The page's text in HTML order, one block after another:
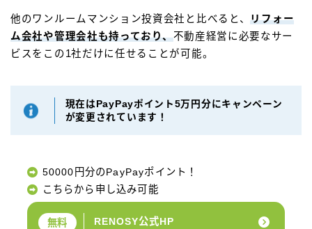
他のワンルームマンション投資会社と比べると、リフォー
ム会社や管理会社も持っており、不動産経営に必要なサー
ビスをこの1社だけに任せることが可能。
現在はPayPayポイント5万円分にキャンペーン
が変更されています！
50000円分のPayPayポイント！
こちらから申し込み可能
無料 RENOSY公式HP